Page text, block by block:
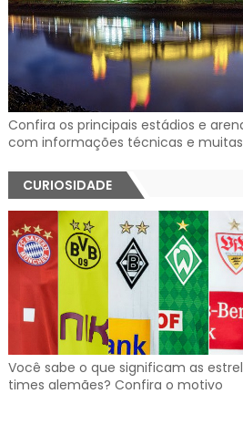
Confira os principais estádios e
com informações técnicas e
CURIOSIDADE
Você sabe o que significam as
times alemães? Confira o motivo